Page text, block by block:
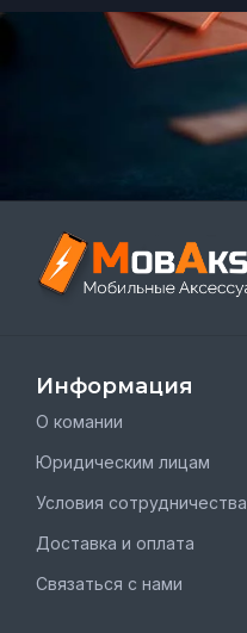
Информация
О комании
Юридическим лицам
Условия сотрудничества
Доставка и оплата
Связаться с нами